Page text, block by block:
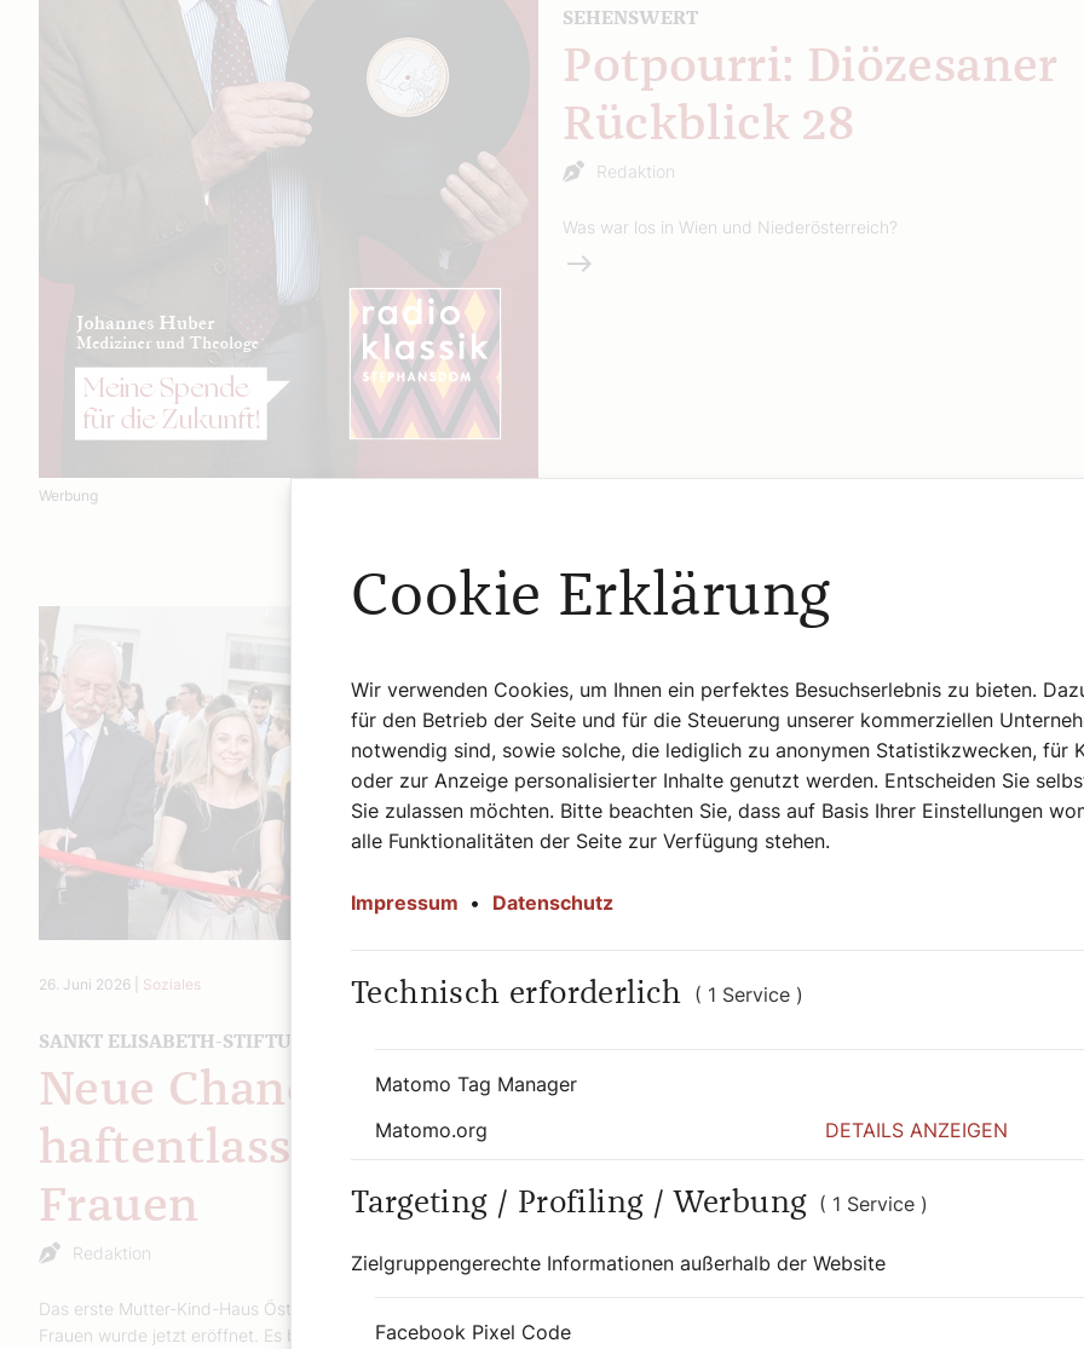
Werbung
SEHENSWERT
Potpourri: Diözesaner
Rückblick 28
Redaktion
Was war los in Wien und Niederösterreich?
Weiterlesen
26. Juni 2026 Soziales
SANKT ELISABETH-STIFTUNG
Neue Chance für
haftentlassene
Frauen
Redaktion
Das erste Mutter-Kind-Haus Österreichs für haftentlassene
Frauen wurde jetzt eröffnet. Es bietet bietet ehemals
16. Juni 2026|Meinung
Immer weiter
Chefredakteurin Sophie Lauringer gratuliert Johannes Huber
zum Thomas-Morus-Preis, der ihm vergangenen Freitag
Cookie Erklärung
Wir verwenden Cookies, um Ihnen ein perfektes Besuchserlebnis zu bieten.
für den Betrieb der Seite und für die Steuerung unserer kommerziellen
notwendig sind, sowie solche, die lediglich zu anonymen Statistikzwecken, für
oder zur Anzeige personalisierter Inhalte genutzt werden. Entscheiden Sie
Sie zulassen möchten. Bitte beachten Sie, dass auf Basis Ihrer Einstellungen
alle Funktionalitäten der Seite zur Verfügung stehen.
Impressum • Datenschutz
Technisch erforderlich ( 1 Service )
Matomo Tag Manager
Matomo.org
DETAILS ANZEIGEN
Targeting / Profiling / Werbung ( 1 Service )
Zielgruppengerechte Informationen außerhalb der Website
Facebook Pixel Code